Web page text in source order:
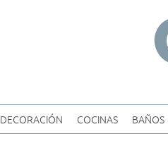
DECORACIÓN COCINAS BAÑOS